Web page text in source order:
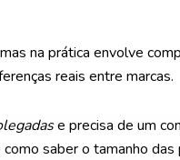
na prática envolve
reais entre marcas.
e precisa de um
saber o tamanho